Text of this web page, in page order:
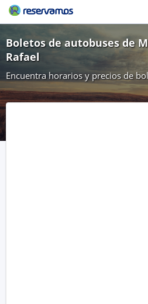
Boletos de autobuses de
Rafael
Encuentra horarios y precios de